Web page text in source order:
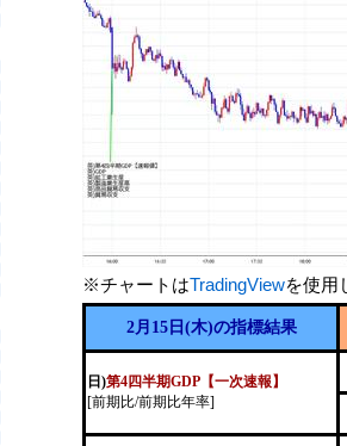
※チャートはTradingViewを使用
2月15日(木)の指標結果
日)第4四半期GDP【一次速報】
[前期比/前期比年率]